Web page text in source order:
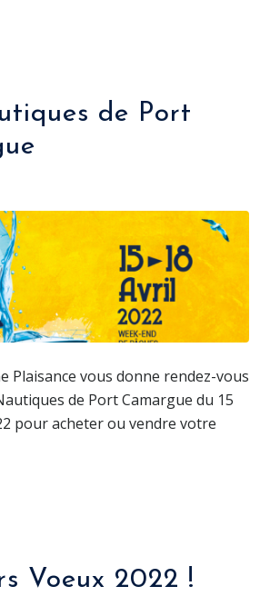
de Port
Plaisance vous donne rendez-vous
de Port Camargue du 15
pour acheter ou vendre votre
Voeux 2022 !